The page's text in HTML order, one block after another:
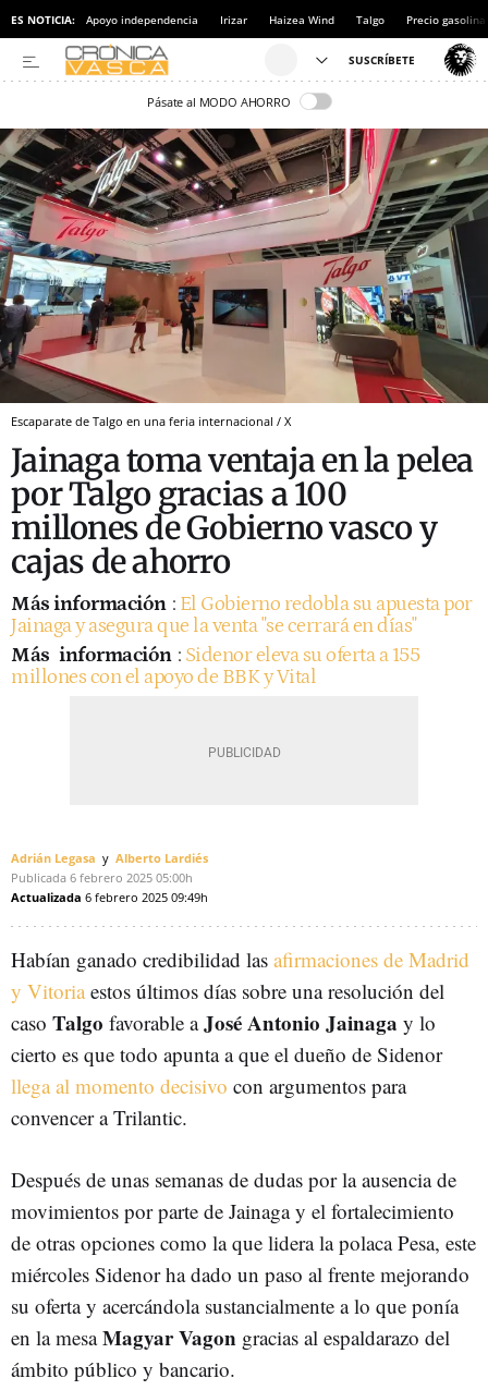
ES NOTICIA: Apoyo independencia Irizar Haizea Wind Talgo Precio gasolina
Pásate al MODO AHORRO
Escaparate de Talgo en una feria internacional / X
Jainaga toma ventaja en la pelea
por Talgo gracias a 100
millones de Gobierno vasco y
cajas de ahorro
Más información : El Gobierno redobla su apuesta por
Jainaga y asegura que la venta "se cerrará en días"
Más información : Sidenor eleva su oferta a 155
millones con el apoyo de BBK y Vital
Adrián Legasa
Alberto Lardiés
Publicada 6 febrero 2025 05:00h
Actualizada 6 febrero 2025 09:49h
Habían ganado credibilidad las afirmaciones de Madrid
y Vitoriaestos últimos días sobre una resolución del
caso Talgo favorable aJosé Antonio Jainaga y lo
cierto es que todo apunta a que el dueño de Sidenor
llega al momento decisivo con argumentos para
convencer a Trilantic.
Después de unas semanas de dudas por la ausencia de
movimientos por parte de Jainaga y el fortalecimiento
de otras opciones como la que lidera la polaca Pesa, este
miércoles Sidenor ha dado un paso al frente mejorando
su oferta y acercándola sustancialmente a lo que ponía
en la mesaMagyar Vagon gracias al espaldarazo del
ámbito público y bancario.